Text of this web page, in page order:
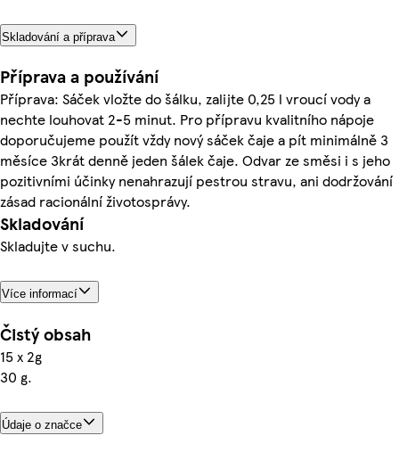
Skladování a příprava
Příprava a používání
Příprava: Sáček vložte do šálku, zalijte 0,25 l vroucí vody a
nechte louhovat 2-5 minut. Pro přípravu kvalitního nápoje
doporučujeme použít vždy nový sáček čaje a pít minimálně 3
měsíce 3krát denně jeden šálek čaje. Odvar ze směsi i s jeho
pozitivními účinky nenahrazují pestrou stravu, ani dodržování
zásad racionální životosprávy.
Skladování
Skladujte v suchu.
Více informací
Čistý obsah
15 x 2g
30 g.
Údaje o značce